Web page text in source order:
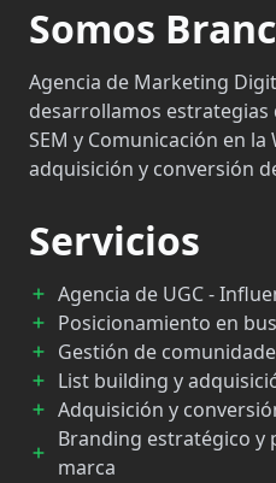
Somos
Agencia de Marketing
desarrollamos estrategias
SEM y Comunicación en
adquisición y conversión
Servicios
Agencia de UGC -
Posicionamiento en
Gestión de
List building y
Adquisición y
Branding estratégico y
marca